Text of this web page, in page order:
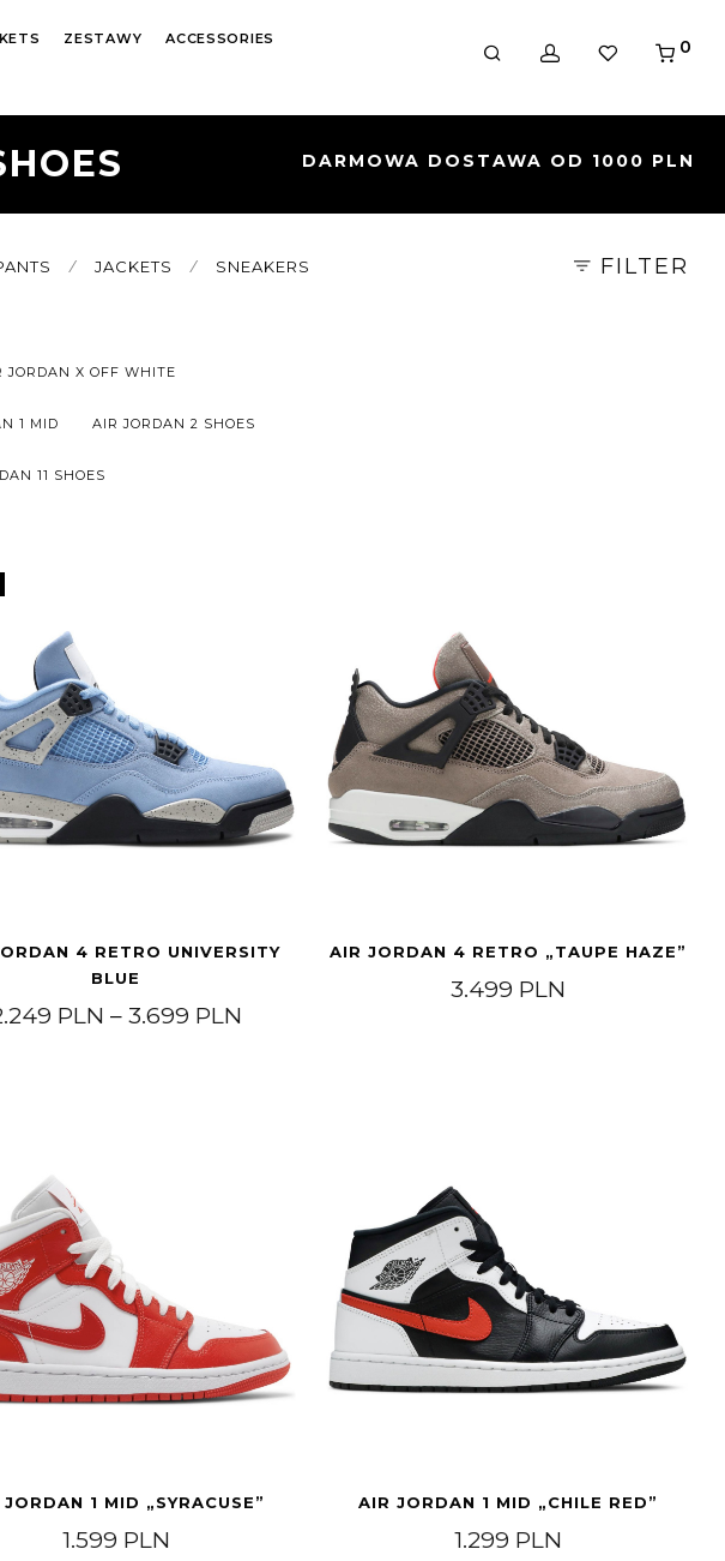
ZESTAWY ACCESSORIES 0
FILTER
⁄ JACKETS ⁄ SNEAKERS
JORDAN X OFF WHITE
1 MID AIR JORDAN 2 SHOES
11 SHOES
4 RETRO UNIVERSITY
BLUE
PLN – 3.699 PLN
AIR JORDAN 4 RETRO „TAUPE HAZE”
3.499 PLN
1 MID „SYRACUSE”
1.599 PLN
AIR JORDAN 1 MID „CHILE RED”
1.299 PLN